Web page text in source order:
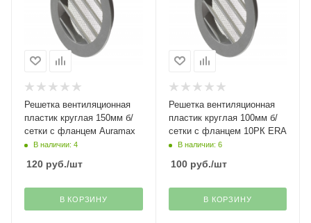
Решетка вентиляционная
пластик круглая 150мм б/
сетки с фланцем Auramax
В наличии: 4
120 руб./шт
В КОРЗИНУ
Решетка вентиляционная
пластик круглая 100мм б/
сетки с фланцем 10РК ERA
В наличии: 6
100руб./шт
В КОРЗИНУ